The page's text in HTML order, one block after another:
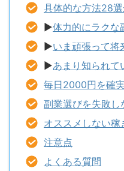
具体的な方法28
▶︎体力的にラクな
▶︎いま頑張って将
▶︎あまり知られて
毎日2000円を確
副業選びを失敗し
オススメしない稼
注意点
よくある質問